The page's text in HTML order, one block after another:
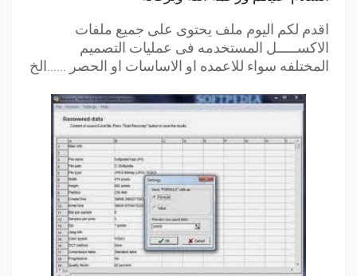
اقدم لكم اليوم ملف يحتوى على جميع ملفات
الاكســـــل المستخدمه فى عمليات التصميم
المختلفه سواء للاعمده او الاساسات او الحصر ......الخ